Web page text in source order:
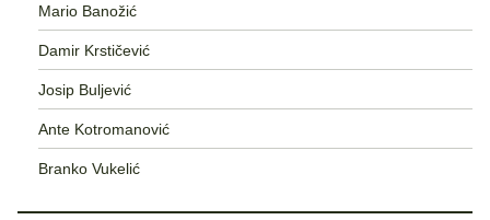
Mario Banožić
Damir Krstičević
Josip Buljević
Ante Kotromanović
Branko Vukelić